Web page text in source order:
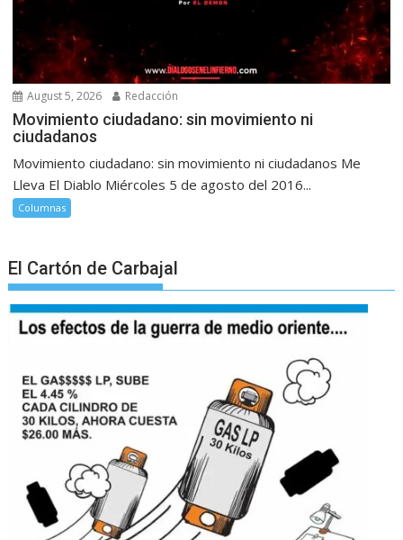
August 5, 2026 Redacción
Movimiento ciudadano: sin movimiento ni
ciudadanos
Movimiento ciudadano: sin movimiento ni ciudadanos Me
Lleva El Diablo Miércoles 5 de agosto del 2016...
Columnas
El Cartón de Carbajal